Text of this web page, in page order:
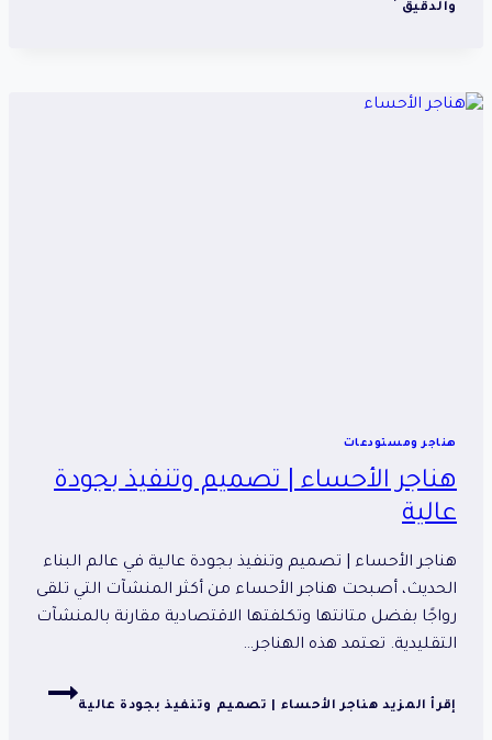
والدقيق
هناجر ومستودعات
هناجر الأحساء | تصميم وتنفيذ بجودة
عالية
هناجر الأحساء | تصميم وتنفيذ بجودة عالية في عالم البناء
الحديث، أصبحت هناجر الأحساء من أكثر المنشآت التي تلقى
رواجًا بفضل متانتها وتكلفتها الاقتصادية مقارنة بالمنشآت
التقليدية. تعتمد هذه الهناجر…
إقرأ المزيد هناجر الأحساء | تصميم وتنفيذ بجودة عالية